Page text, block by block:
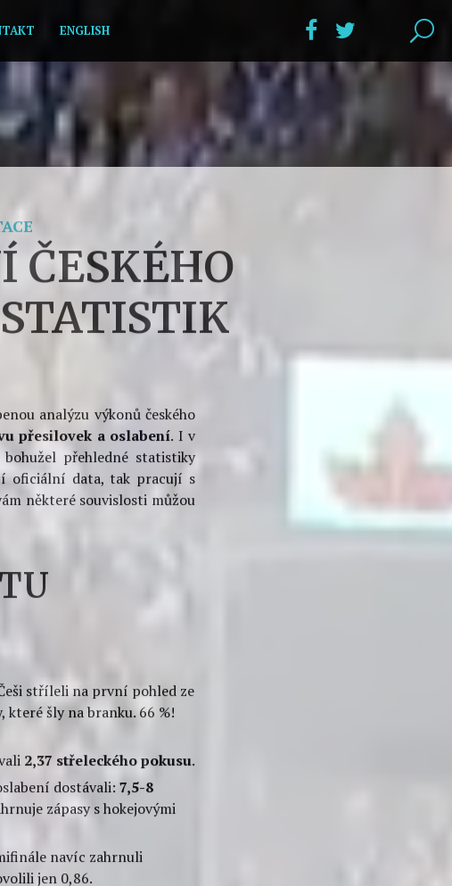
ENGLISH
přesilovek a oslabení. I v
přehledné statistiky
oficiální data, tak pracují s
některé souvislosti můžou